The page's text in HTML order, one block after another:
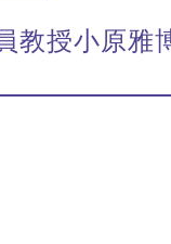
教授小原雅